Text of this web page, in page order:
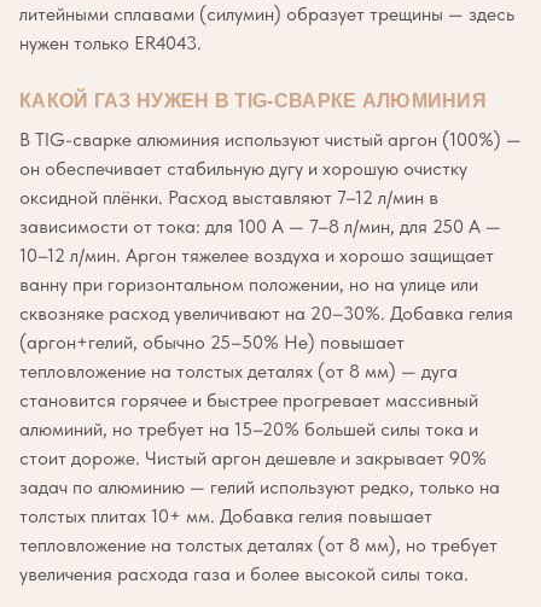
литейными сплавами (силумин) образует трещины — здесь
нужен только ER4043.
КАКОЙ ГАЗ НУЖЕН В TIG-СВАРКЕ АЛЮМИНИЯ
В TIG-сварке алюминия используют чистый аргон (100%) —
он обеспечивает стабильную дугу и хорошую очистку
оксидной плёнки. Расход выставляют 7–12 л/мин в
зависимости от тока: для 100 А — 7–8 л/мин, для 250 А —
10–12 л/мин. Аргон тяжелее воздуха и хорошо защищает
ванну при горизонтальном положении, но на улице или
сквозняке расход увеличивают на 20–30%. Добавка гелия
(аргон+гелий, обычно 25–50% He) повышает
тепловложение на толстых деталях (от 8 мм) — дуга
становится горячее и быстрее прогревает массивный
алюминий, но требует на 15–20% большей силы тока и
стоит дороже. Чистый аргон дешевле и закрывает 90%
задач по алюминию — гелий используют редко, только на
толстых плитах 10+ мм. Добавка гелия повышает
тепловложение на толстых деталях (от 8 мм), но требует
увеличения расхода газа и более высокой силы тока.